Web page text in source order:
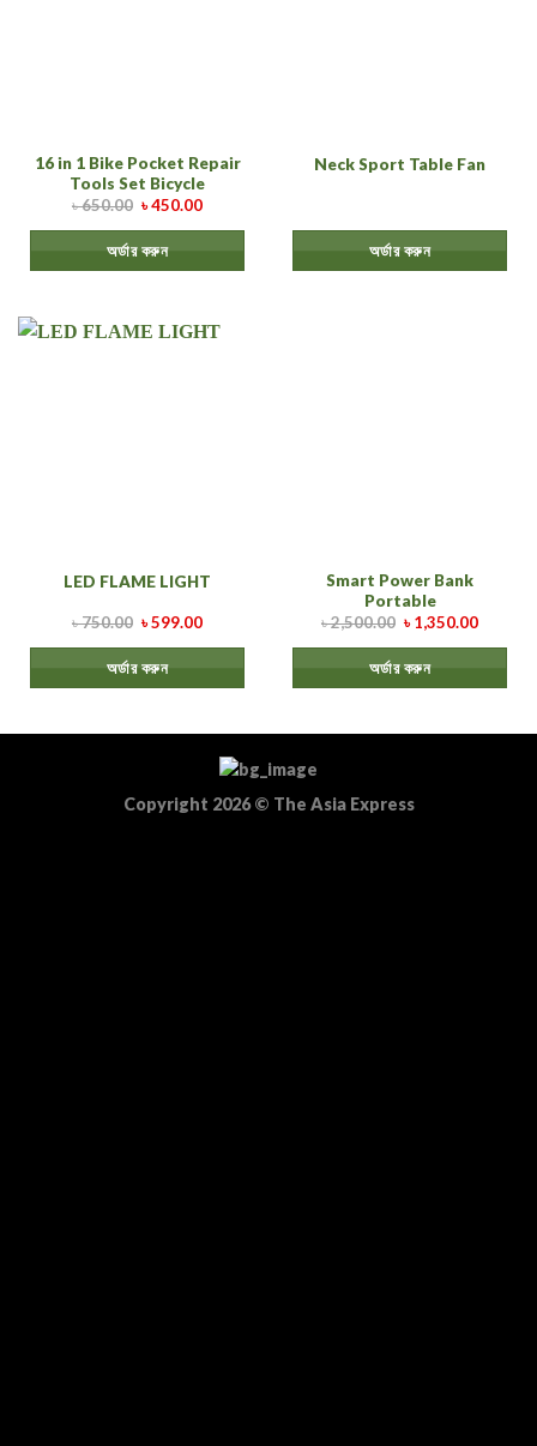
16 in 1 Bike Pocket Repair
Tools Set Bicycle
৳650.00 ৳450.00
অর্ডার করুন
Neck Sport Table Fan
অর্ডার করুন
LED FLAME LIGHT
৳750.00 ৳599.00
অর্ডার করুন
Smart Power Bank
Portable
৳2,500.00 ৳1,350.00
অর্ডার করুন
Copyright 2026© The Asia Express